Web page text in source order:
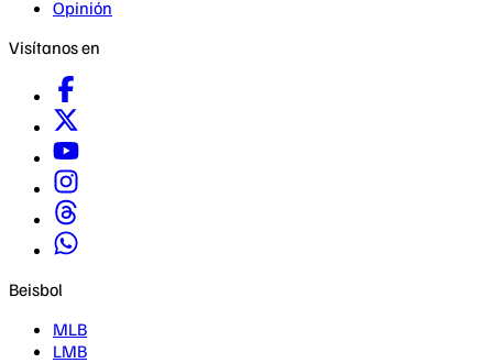
Opinión
Visítanos en
Beisbol
MLB
LMB